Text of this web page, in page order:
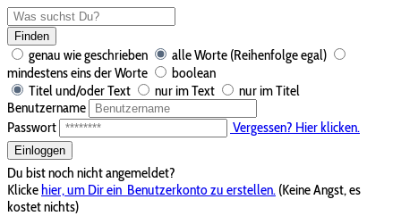
Finden
genau wie geschrieben
alle Worte (Reihenfolge egal)
mindestens eins der Worte
boolean
Titel und/oder Text
nur im Text
nur im Titel
Benutzername
Passwort
Vergessen? Hier klicken.
Einloggen
Du bist noch nicht angemeldet?
Klickehier, um Dir ein Benutzerkonto zu erstellen. (Keine Angst, es
kostet nichts)